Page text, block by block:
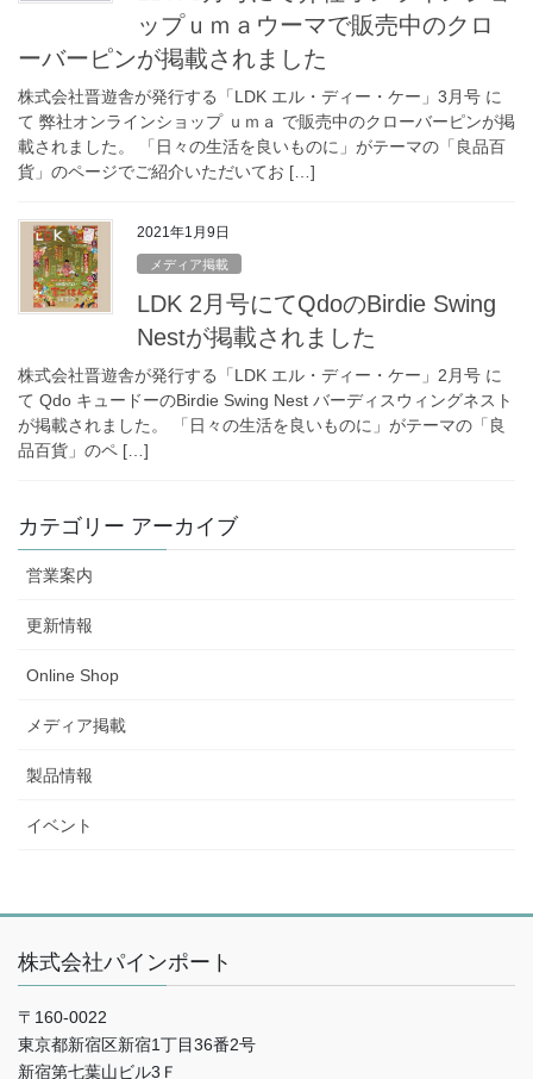
ップｕｍａウーマで販売中のクロ
ーバーピンが掲載されました
株式会社晋遊舎が発行する「LDK エル・ディー・ケー」3月号 に
て 弊社オンラインショップ ｕｍａ で販売中のクローバーピンが掲
載されました。 「日々の生活を良いものに」がテーマの「良品百
貨」のページでご紹介いただいてお […]
2021年1月9日
メディア掲載
LDK 2月号にてQdoのBirdie Swing
Nestが掲載されました
株式会社晋遊舎が発行する「LDK エル・ディー・ケー」2月号 に
て Qdo キュードーのBirdie Swing Nest バーディスウィングネスト
が掲載されました。 「日々の生活を良いものに」がテーマの「良
品百貨」のペ […]
カテゴリー アーカイブ
営業案内
更新情報
Online Shop
メディア掲載
製品情報
イベント
株式会社パインポート
〒160-0022
東京都新宿区新宿1丁目36番2号
新宿第七葉山ビル3Ｆ